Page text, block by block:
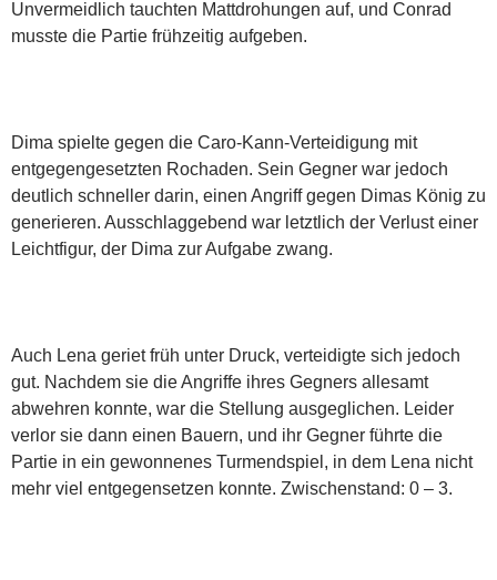
Unvermeidlich tauchten Mattdrohungen auf, und Conrad
musste die Partie frühzeitig aufgeben.
Dima spielte gegen die Caro-Kann-Verteidigung mit
entgegengesetzten Rochaden. Sein Gegner war jedoch
deutlich schneller darin, einen Angriff gegen Dimas König zu
generieren. Ausschlaggebend war letztlich der Verlust einer
Leichtfigur, der Dima zur Aufgabe zwang.
Auch Lena geriet früh unter Druck, verteidigte sich jedoch
gut. Nachdem sie die Angriffe ihres Gegners allesamt
abwehren konnte, war die Stellung ausgeglichen. Leider
verlor sie dann einen Bauern, und ihr Gegner führte die
Partie in ein gewonnenes Turmendspiel, in dem Lena nicht
mehr viel entgegensetzen konnte. Zwischenstand: 0 – 3.